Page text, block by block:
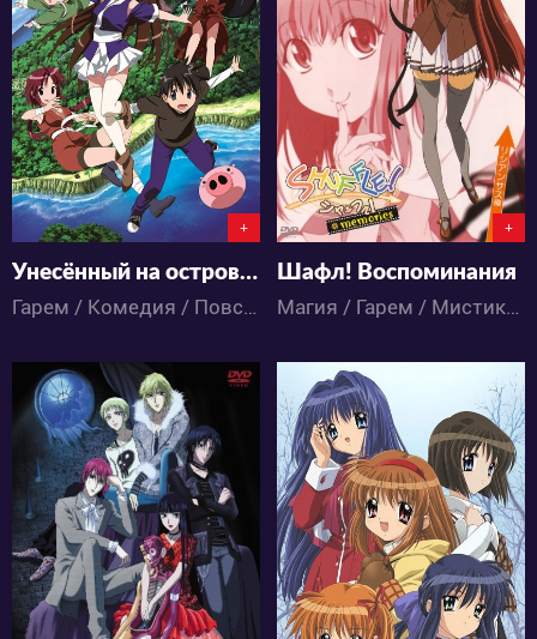
6005
5 4
+
Унесённый на остров Айран
Гарем / Комедия / Повседневность / Романтика / Сёнэн / Фэнтези / Этти / Аниме
3926
0
+
Шафл! Воспоминания
Магия / Гарем / Мистика / Драма / Комедия / Романтика / Сёнэн / Фэнтези / Школа / Этти / Аниме
9983
2 5
3643
1 0